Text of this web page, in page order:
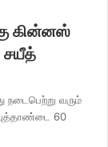
கின்னஸ்
சயீத்
நடைபெற்று வரும்
60